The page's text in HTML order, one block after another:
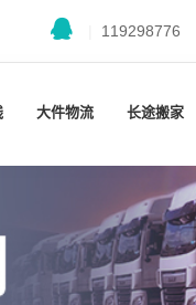
119298776
大件物流 长途搬家